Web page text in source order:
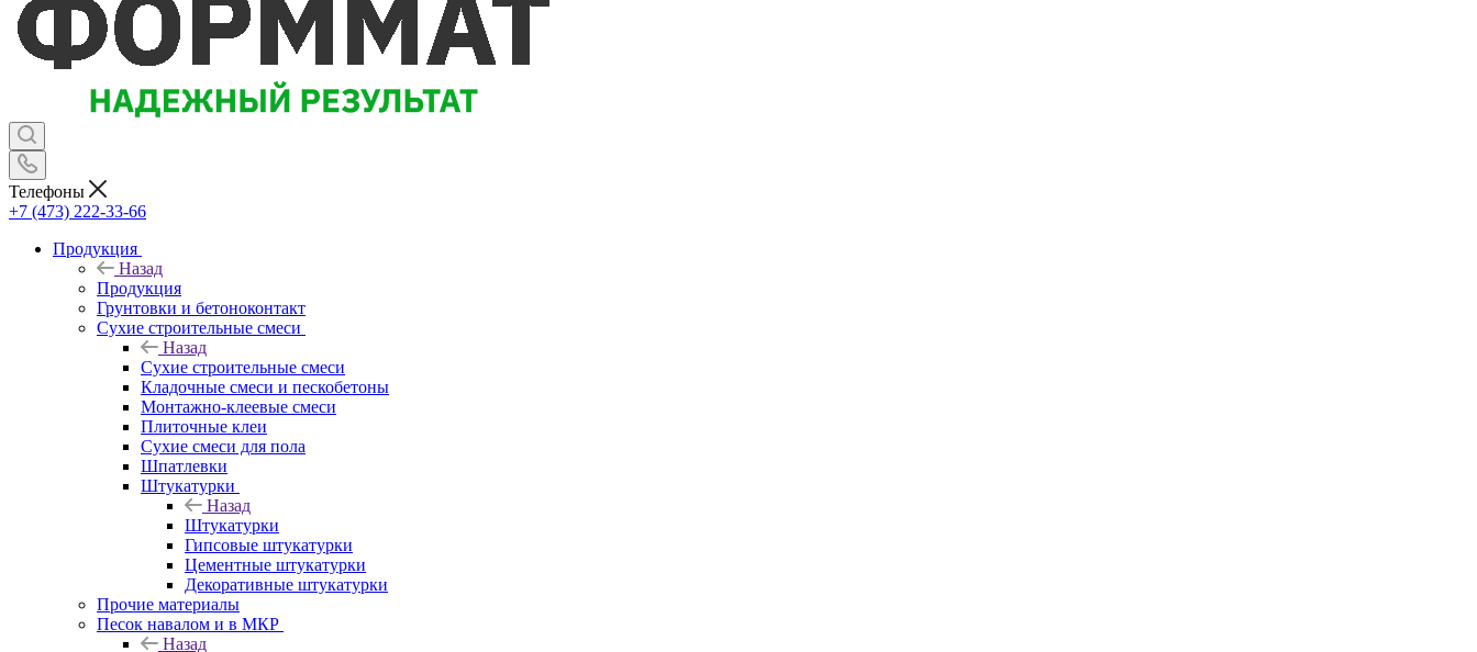
Телефоны
+7 (473) 222-33-66
Продукция
Назад
Продукция
Грунтовки и бетоноконтакт
Сухие строительные смеси
Назад
Сухие строительные смеси
Кладочные смеси и пескобетоны
Монтажно-клеевые смеси
Плиточные клеи
Сухие смеси для пола
Шпатлевки
Штукатурки
Назад
Штукатурки
Гипсовые штукатурки
Цементные штукатурки
Декоративные штукатурки
Прочие материалы
Песок навалом и в МКР
Назад